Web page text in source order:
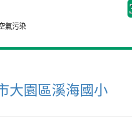
氣污染
大園區溪海國小